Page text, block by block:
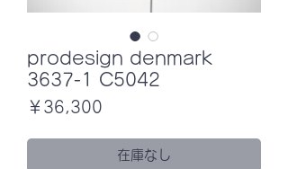
prodesign denmark
3637-1 C5042
￥36,300
在庫なし